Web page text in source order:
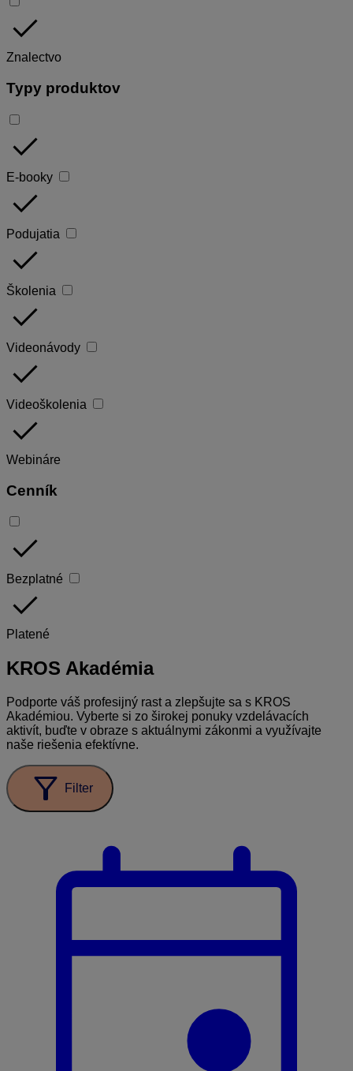
done
Znalectvo
Typy produktov
done
E-booky
done
Podujatia
done
Školenia
done
Videonávody
done
Videoškolenia
done
Webináre
Cenník
done
Bezplatné
done
Platené
KROS Akadémia
Podporte váš profesijný rast a zlepšujte sa s KROS
Akadémiou. Vyberte si zo širokej ponuky vzdelávacích
aktivít, buďte v obraze s aktuálnymi zákonmi a využívajte
naše riešenia efektívne.
filter_alt Filter